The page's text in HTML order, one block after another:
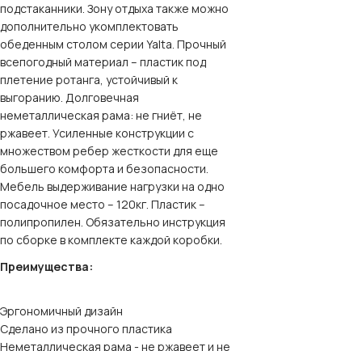
подстаканники. Зону отдыха также можно
дополнительно укомплектовать
обеденным столом серии Yalta. Прочный
всепогодный материал – пластик под
плетение ротанга, устойчивый к
выгоранию. Долговечная
неметаллическая рама: не гниёт, не
ржавеет. Усиленные конструкции с
множеством ребер жесткости для еще
большего комфорта и безопасности.
Мебель выдерживание нагрузки на одно
посадочное место – 120кг. Пластик –
полипропилен. Обязательно инструкция
по сборке в комплекте каждой коробки.
Преимущества:
Эргономичный дизайн
Сделано из прочного пластика
Неметаллическая рама - не ржавеет и не